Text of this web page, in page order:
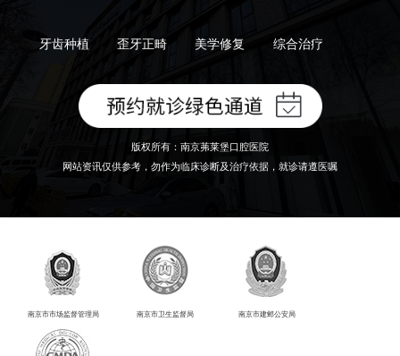
牙齿种植 歪牙正畸 美学修复 综合治疗
版权所有：南京茀莱堡口腔医院
网站资讯仅供参考，勿作为临床诊断及治疗依据，就诊请遵医嘱
南京市市场监督管理局 南京市卫生监督局 南京市建邺公安局